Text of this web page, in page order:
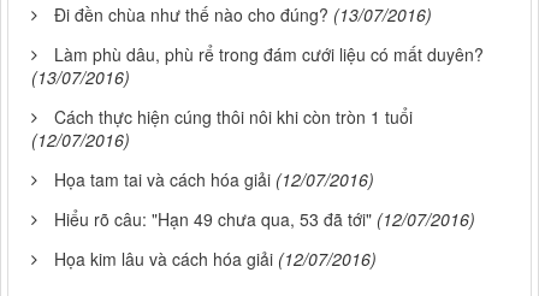
Đi đền chùa như thế nào cho đúng? (13/07/2016)
Làm phù dâu, phù rể trong đám cưới liệu có mất duyên?
(13/07/2016)
Cách thực hiện cúng thôi nôi khi còn tròn 1 tuổi
(12/07/2016)
Họa tam tai và cách hóa giải (12/07/2016)
Hiểu rõ câu: "Hạn 49 chưa qua, 53 đã tới" (12/07/2016)
Họa kim lâu và cách hóa giải (12/07/2016)